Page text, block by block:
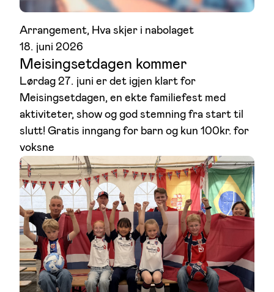
Arrangement, Hva skjer i nabolaget
18. juni 2026
Meisingsetdagen kommer
Lørdag 27. juni er det igjen klart for
Meisingsetdagen, en ekte familiefest med
aktiviteter, show og god stemning fra start til
slutt! Gratis inngang for barn og kun 100kr. for
voksne